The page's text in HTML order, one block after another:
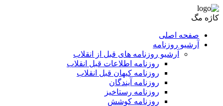
کاژه مگ
صفحه اصلی
آرشیو روزنامه
آرشیو روزنامه های قبل از انقلاب
روزنامه اطلاعات قبل انقلاب
روزنامه کیهان قبل انقلاب
روزنامه آیندگان
روزنامه رستاخیز
روزنامه کوشش